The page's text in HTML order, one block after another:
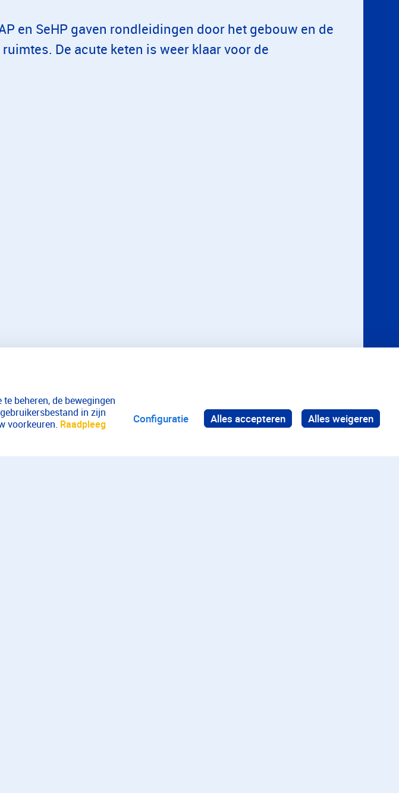
en SeHP gaven rondleidingen door het gebouw en de
De acute keten is weer klaar voor de
beheren, de bewegingen
in zijn
voorkeuren. Raadpleeg
Configuratie Alles accepteren Alles weigeren